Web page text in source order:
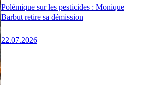
Polémique sur les pesticides : Monique
Barbut retire sa démission
22.07.2026